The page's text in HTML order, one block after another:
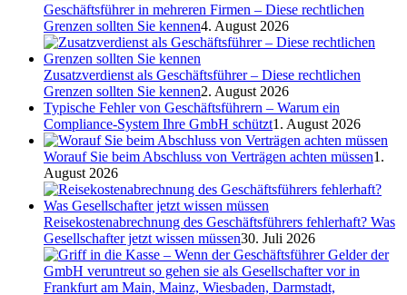
Geschäftsführer in mehreren Firmen – Diese rechtlichen
Grenzen sollten Sie kennen4. August 2026
Zusatzverdienst als Geschäftsführer – Diese rechtlichen
Grenzen sollten Sie kennen2. August 2026
Typische Fehler von Geschäftsführern – Warum ein
Compliance-System Ihre GmbH schützt1. August 2026
Worauf Sie beim Abschluss von Verträgen achten müssen1.
August 2026
Reisekostenabrechnung des Geschäftsführers fehlerhaft? Was
Gesellschafter jetzt wissen müssen30. Juli 2026